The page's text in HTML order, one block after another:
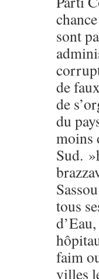
sont
de
de
du
moins
Sud.
tous
faim
villes